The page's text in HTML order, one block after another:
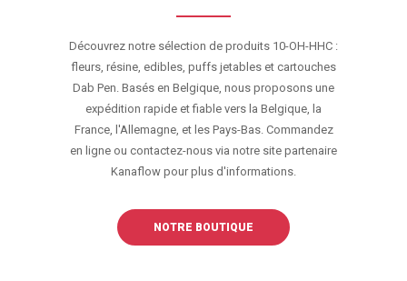
Découvrez notre sélection de produits 10-OH-HHC :
fleurs, résine, edibles, puffs jetables et cartouches
Dab Pen. Basés en Belgique, nous proposons une
expédition rapide et fiable vers la Belgique, la
France, l'Allemagne, et les Pays-Bas. Commandez
en ligne ou contactez-nous via notre site partenaire
Kanaflow pour plus d'informations.
NOTRE BOUTIQUE